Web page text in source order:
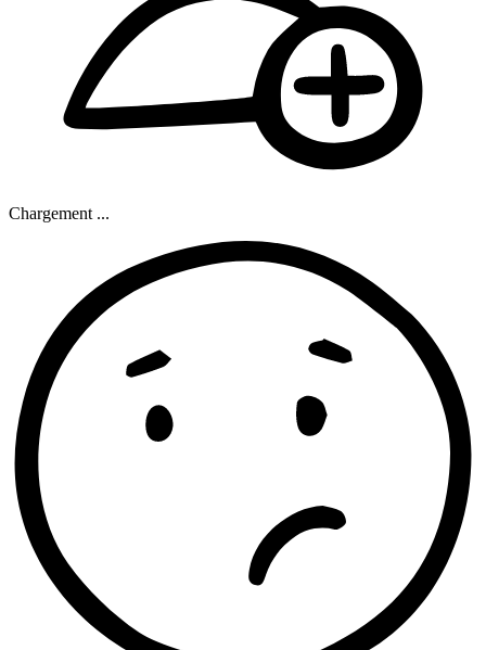
Chargement ...